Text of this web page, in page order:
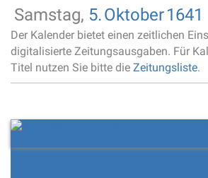
Samstag, 5.Oktober1641
Der Kalender bietet einen zeitlichen
digitalisierte Zeitungsausgaben. Für
Titel nutzen Sie bitte die Zeitungsliste.